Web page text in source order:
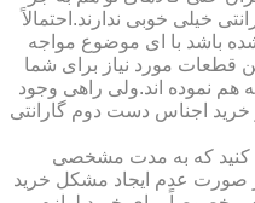
خیلی خوبی ندارند.احتمالاً
باشد با ای موضوع مواجه
قطعات مورد نیاز برای شما
هم نموده اند.ولی راهی وجود
خرید اجناس دست دوم گارانتی
کنید که به مدت مشخصی
صورت عدم ایجاد مشکل خرید